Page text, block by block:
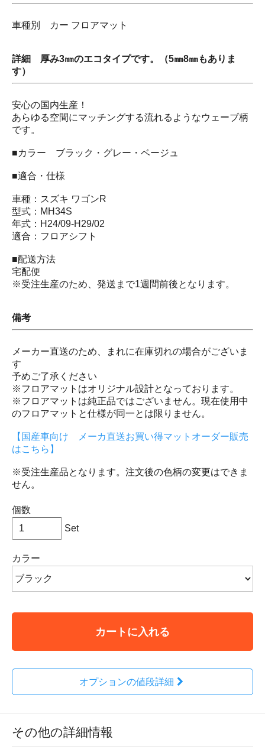
車種別 カー フロアマット
詳細 厚み3㎜のエコタイプです。（5㎜8㎜もありま
す）
安心の国内生産！
あらゆる空間にマッチングする流れるようなウェーブ柄
です。
■カラー ブラック・グレー・ベージュ
■適合・仕様
車種：スズキ ワゴンR
型式：MH34S
年式：H24/09-H29/02
適合：フロアシフト
■配送方法
宅配便
※受注生産のため、発送まで1週間前後となります。
備考
メーカー直送のため、まれに在庫切れの場合がございま
す
予めご了承ください
※フロアマットはオリジナル設計となっております。
※フロアマットは純正品ではございません。現在使用中
のフロアマットと仕様が同一とは限りません。
【国産車向け メーカ直送お買い得マットオーダー販売
はこちら】
※受注生産品となります。注文後の色柄の変更はできま
せん。
個数
Set
カラー
カートに入れる
オプションの値段詳細
その他の詳細情報